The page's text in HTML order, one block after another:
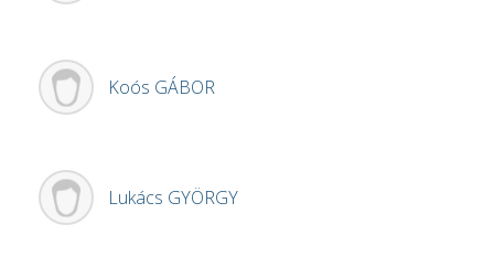
Koós GÁBOR
Lukács GYÖRGY